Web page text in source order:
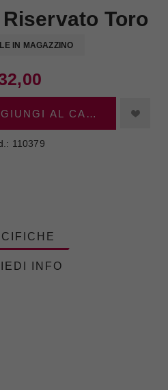
Toro
IN MAGAZZINO
AL CARRELLO
110379
INFO